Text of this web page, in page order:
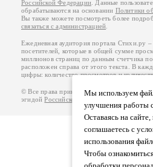
Мы используем
улучшения работы
Оставаясь на сайте,
соглашаетесь с
использования
Чтобы
Российской Федерации. Данные
обрабатываются на основании Политики
Вы также можете посмотреть более
связаться с администрацией.
Ежедневная аудитория портала Стихи.ру
посетителей, которые в общей сумме
миллионов страниц по данным счетчика
расположен справа от этого текста. В
цифры: количество просмотров и
© Все права принадлежат авторам, 2000-
эгидойРоссийского союза писателей 18+